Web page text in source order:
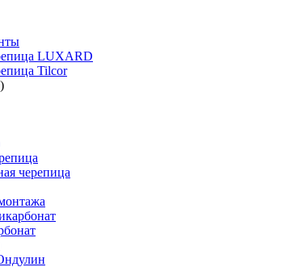
LUXARD
Tilcor
черепица